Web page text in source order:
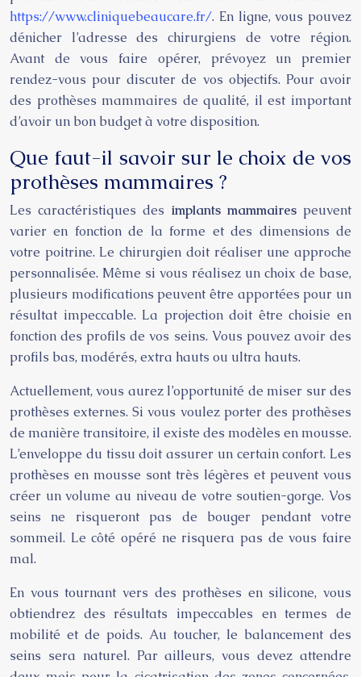
https://www.cliniquebeaucare.fr/. En ligne, vous pouvez
dénicher l’adresse des chirurgiens de votre région.
Avant de vous faire opérer, prévoyez un premier
rendez-vous pour discuter de vos objectifs. Pour avoir
des prothèses mammaires de qualité, il est important
d’avoir un bon budget à votre disposition.
Que faut-il savoir sur le choix de vos
prothèses mammaires ?
Les caractéristiques des implants mammairespeuvent
varier en fonction de la forme et des dimensions de
votre poitrine. Le chirurgien doit réaliser une approche
personnalisée. Même si vous réalisez un choix de base,
plusieurs modifications peuvent être apportées pour un
résultat impeccable. La projection doit être choisie en
fonction des profils de vos seins. Vous pouvez avoir des
profils bas, modérés, extra hauts ou ultra hauts.
Actuellement, vous aurez l’opportunité de miser sur des
prothèses externes. Si vous voulez porter des prothèses
de manière transitoire, il existe des modèles en mousse.
L’enveloppe du tissu doit assurer un certain confort. Les
prothèses en mousse sont très légères et peuvent vous
créer un volume au niveau de votre soutien-gorge. Vos
seins ne risqueront pas de bouger pendant votre
sommeil. Le côté opéré ne risquera pas de vous faire
mal.
En vous tournant vers des prothèses en silicone, vous
obtiendrez des résultats impeccables en termes de
mobilité et de poids. Au toucher, le balancement des
seins sera naturel. Par ailleurs, vous devez attendre